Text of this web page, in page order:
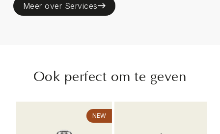
Meer over Services
Ook perfect om te geven
NEW